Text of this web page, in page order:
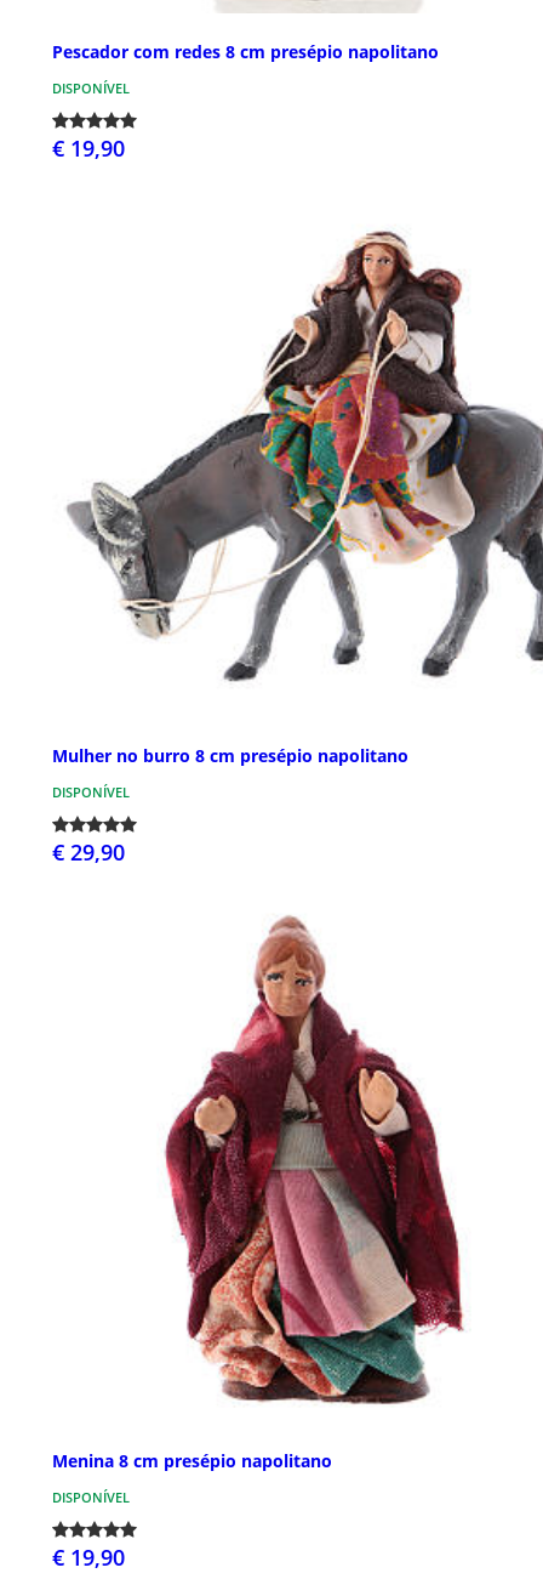
Pescador com redes 8 cm presépio napolitano
DISPONÍVEL
€ 19,90
Mulher no burro 8 cm presépio napolitano
DISPONÍVEL
€ 29,90
Menina 8 cm presépio napolitano
DISPONÍVEL
€ 19,90